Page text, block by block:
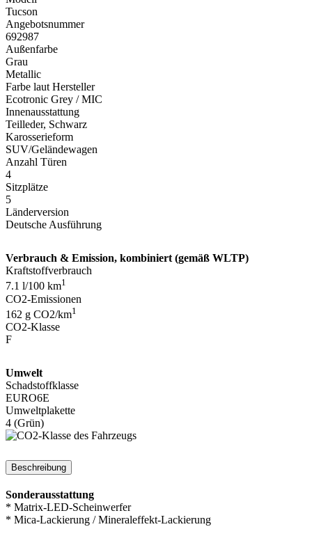
Tucson
Angebotsnummer
692987
Außenfarbe
Grau
Metallic
Farbe laut Hersteller
Ecotronic Grey / MIC
Innenausstattung
Teilleder, Schwarz
Karosserieform
SUV/Geländewagen
Anzahl Türen
4
Sitzplätze
5
Länderversion
Deutsche Ausführung
Verbrauch & Emission, kombiniert (gemäß WLTP)
Kraftstoffverbrauch
7.1 l/100 km1
CO2-Emissionen
162 g CO2/km1
CO2-Klasse
F
Umwelt
Schadstoffklasse
EURO6E
Umweltplakette
4 (Grün)
Beschreibung
Sonderausstattung
* Matrix-LED-Scheinwerfer
* Mica-Lackierung / Mineraleffekt-Lackierung